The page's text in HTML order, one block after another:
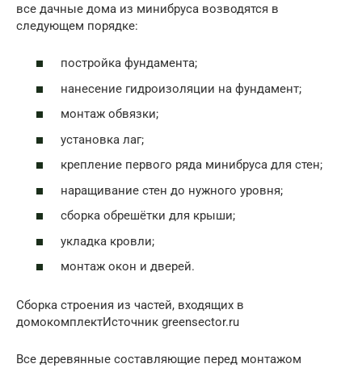
все дачные дома из минибруса возводятся в
следующем порядке:
постройка фундамента;
нанесение гидроизоляции на фундамент;
монтаж обвязки;
установка лаг;
крепление первого ряда минибруса для стен;
наращивание стен до нужного уровня;
сборка обрешётки для крыши;
укладка кровли;
монтаж окон и дверей.
Сборка строения из частей, входящих в
домокомплектИсточник greensector.ru
Все деревянные составляющие перед монтажом